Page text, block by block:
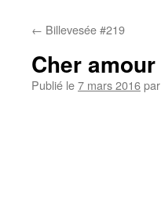
contenu
← Billevesée #219
Cher amour
Publié le7 mars 2016par